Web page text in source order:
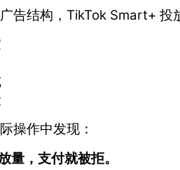
告结构，TikTok Smart+ 投
操作中发现：
，支付就被拒。